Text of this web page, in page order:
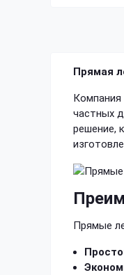
Прямая
Компания
частных
решение,
Прямые